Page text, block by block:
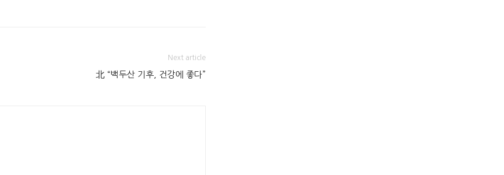
Next article
北 “백두산 기후, 건강에 좋다”